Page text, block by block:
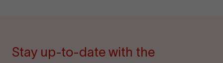
Stay up-to-date with the